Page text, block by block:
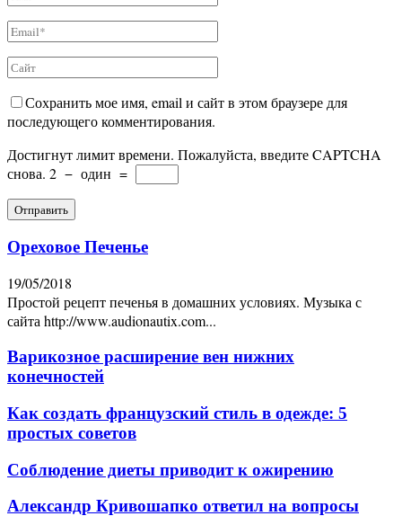
Сохранить мое имя, email и сайт в этом браузере для
последующего комментирования.
Достигнут лимит времени. Пожалуйста, введите CAPTCHA
снова. 2 − один =
Ореховое Печенье
19/05/2018
Простой рецепт печенья в домашних условиях. Музыка с
сайта http://www.audionautix.com...
Варикозное расширение вен нижних
конечностей
Как создать французский стиль в одежде: 5
простых советов
Соблюдение диеты приводит к ожирению
Александр Кривошапко ответил на вопросы